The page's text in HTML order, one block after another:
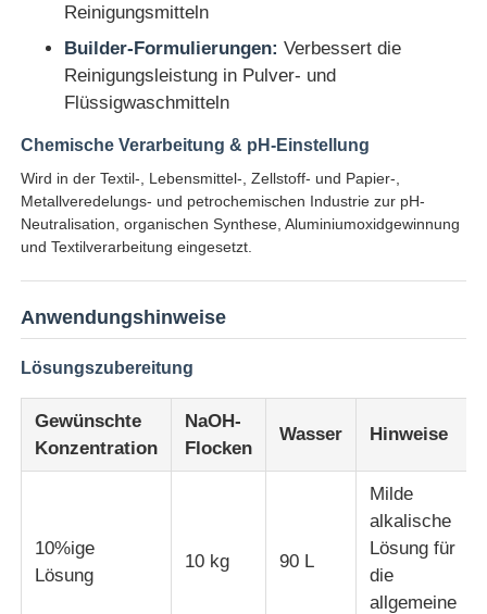
Reinigungsmitteln
Builder-Formulierungen: Verbessert die
Reinigungsleistung in Pulver- und
Flüssigwaschmitteln
Chemische Verarbeitung & pH-Einstellung
Wird in der Textil-, Lebensmittel-, Zellstoff- und Papier-,
Metallveredelungs- und petrochemischen Industrie zur pH-
Neutralisation, organischen Synthese, Aluminiumoxidgewinnung
und Textilverarbeitung eingesetzt.
Anwendungshinweise
Lösungszubereitung
Gewünschte
Konzentration
NaOH-
Flocken
Wasser Hinweise
10%ige
Lösung
10 kg 90 L
Milde
alkalische
Lösung für
die
allgemeine